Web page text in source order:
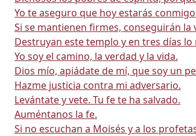
Yo te aseguro que hoy estarás
Si se mantienen firmes, conseguirán la
Destruyan este templo y en tres días
Yo soy el camino, la verdad y la vida.
Dios mío, apiádate de mí, que soy un
Hazme justicia contra mi adversario.
Levántate y vete. Tu fe te ha salvado.
Auméntanos la fe.
Si no escuchan a Moisés y a los